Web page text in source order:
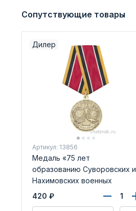
Сопутствующие товары
Дилер
Артикул: 13856
Медаль «75 лет
образованию Суворовских и
Нахимовских военных
училищ» с бланком
420 ₽